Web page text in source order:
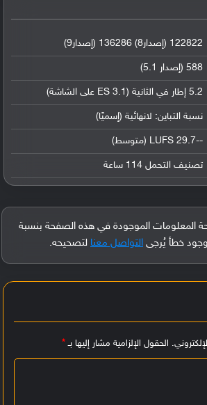
122822 (إصدار8) 136286 (إصدار9)
588 (إصدار 5.1)
5.2 إطار في الثانية (ES 3.1 على الشاشة)
نسبة التباين: لانهائية (إسميًا)
--29.7 LUFS (متوسط)
تصنيف التحمل 114 ساعة
المعلومات الموجودة في هذه الصفحة بنسبة
التواصل معنا لتصحيحه.
الحقول الإلزامية مشار إليها بـ*